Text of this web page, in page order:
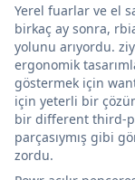
Yerel fuarlar ve el
birkaç ay sonra,
yolunu arıyordu.
ergonomik
göstermek için
için yeterli bir
bir different third-
parçasıymış gibi
zordu.